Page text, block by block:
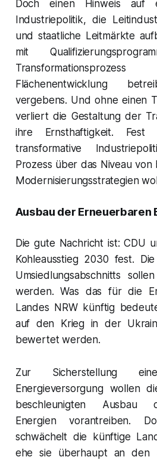
Doch einen Hinweis auf
Industriepolitik, die
und staatliche Leitmärkte
mit
Flächenentwicklung
vergebens. Und ohne einen
verliert die Gestaltung der
ihre Ernsthaftigkeit.
transformative
Prozess über das Niveau
Modernisierungsstrategien
Ausbau der Erneuerbaren
Die gute Nachricht ist: CDU
Kohleausstieg 2030 fest.
Umsiedlungsabschnitts
werden. Was das für die
Landes NRW künftig
auf den Krieg in der
bewertet werden.
Zur Sicherstellung
Energieversorgung wollen
beschleunigten Ausbau
Energien vorantreiben.
schwächelt die künftige
ehe sie überhaupt an den